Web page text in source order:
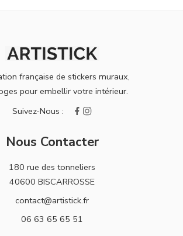
française de stickers muraux,
pour embellir votre intérieur.
Nous Contacter
180 rue des tonneliers
40600 BISCARROSSE
contact@artistick.fr
06 63 65 65 51